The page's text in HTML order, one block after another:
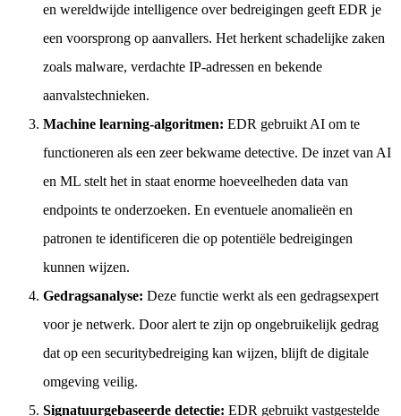
en wereldwijde intelligence over bedreigingen geeft EDR je
een voorsprong op aanvallers. Het herkent schadelijke zaken
zoals malware, verdachte IP-adressen en bekende
aanvalstechnieken.
Machine learning-algoritmen: EDR gebruikt AI om te
functioneren als een zeer bekwame detective. De inzet van AI
en ML stelt het in staat enorme hoeveelheden data van
endpoints te onderzoeken. En eventuele anomalieën en
patronen te identificeren die op potentiële bedreigingen
kunnen wijzen.
Gedragsanalyse: Deze functie werkt als een gedragsexpert
voor je netwerk. Door alert te zijn op ongebruikelijk gedrag
dat op een securitybedreiging kan wijzen, blijft de digitale
omgeving veilig.
Signatuurgebaseerde detectie: EDR gebruikt vastgestelde